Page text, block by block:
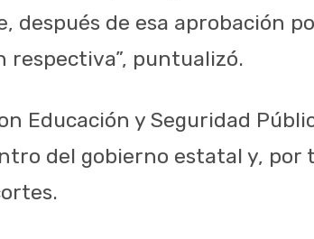
después de esa aprobación
respectiva”, puntualizó.
Educación y Seguridad
del gobierno estatal y, por